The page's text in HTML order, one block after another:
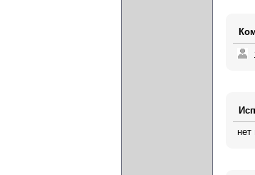
нет